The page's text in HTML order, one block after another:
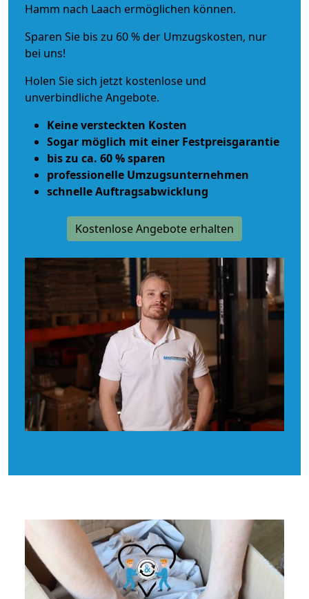
Hamm nach Laach ermöglichen können.
Sparen Sie bis zu 60 % der Umzugskosten, nur
bei uns!
Holen Sie sich jetzt kostenlose und
unverbindliche Angebote.
Keine versteckten Kosten
Sogar möglich mit einer Festpreisgarantie
bis zu ca. 60 % sparen
professionelle Umzugsunternehmen
schnelle Auftragsabwicklung
Kostenlose Angebote erhalten